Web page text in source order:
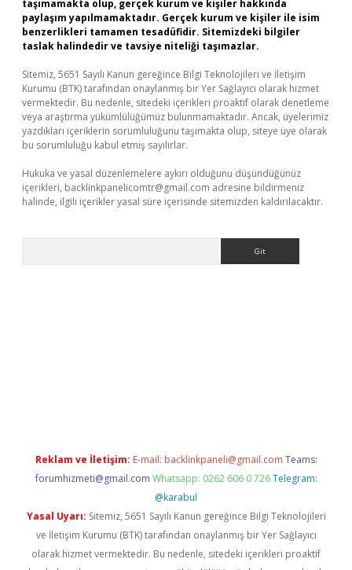
taşımamakta olup, gerçek kurum ve kişiler hakkında
paylaşım yapılmamaktadır. Gerçek kurum ve kişiler ile isim
benzerlikleri tamamen tesadüfidir. Sitemizdeki bilgiler
taslak halindedir ve tavsiye niteliği taşımazlar.
Sitemiz, 5651 Sayılı Kanun gereğince Bilgi Teknolojileri ve İletişim
Kurumu (BTK) tarafından onaylanmış bir Yer Sağlayıcı olarak hizmet
vermektedir. Bu nedenle, sitedeki içerikleri proaktif olarak denetleme
veya araştırma yükümlülüğümüz bulunmamaktadır. Ancak, üyelerimiz
yazdıkları içeriklerin sorumluluğunu taşımakta olup, siteye üye olarak
bu sorumluluğu kabul etmiş sayılırlar.
Hukuka ve yasal düzenlemelere aykırı olduğunu düşündüğünüz
içerikleri, backlinkpanelicomtr@gmail.com adresine bildirmeniz
halinde, ilgili içerikler yasal süre içerisinde sitemizden kaldırılacaktır.
Reklam ve İletişim: E-mail: backlinkpaneli@gmail.com Teams:
forumhizmeti@gmail.com Whatsapp: 0262 606 0 726 Telegram:
@karabul
Yasal Uyarı: Sitemiz, 5651 Sayılı Kanun gereğince Bilgi Teknolojileri
ve İletişim Kurumu (BTK) tarafından onaylanmış bir Yer Sağlayıcı
olarak hizmet vermektedir. Bu nedenle, sitedeki içerikleri proaktif